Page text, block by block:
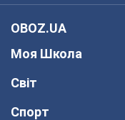
OBOZ.UA
Моя Школа
Світ
Спорт